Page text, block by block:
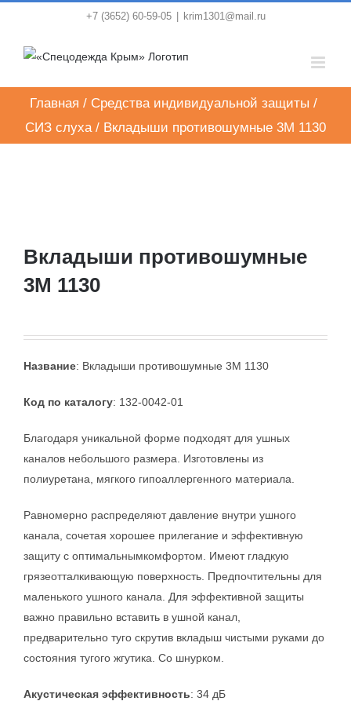
content
+7 (3652) 60-59-05 krim1301@mail.ru
Главная / Средства индивидуальной защиты /
СИЗ слуха / Вкладыши противошумные 3M 1130
Вкладыши противошумные
3M 1130
Название: Вкладыши противошумные 3M 1130
Код по каталогу: 132-0042-01
Благодаря уникальной форме подходят для ушных
каналов небольшого размера. Изготовлены из
полиуретана, мягкого гипоаллергенного материала.
Равномерно распределяют давление внутри ушного
канала, сочетая хорошее прилегание и эффективную
защиту с оптимальнымкомфортом. Имеют гладкую
грязеотталкивающую поверхность. Предпочтительны для
маленького ушного канала. Для эффективной защиты
важно правильно вставить в ушной канал,
предварительно туго скрутив вкладыш чистыми руками до
состояния тугого жгутика. Со шнурком.
Акустическая эффективность: 34 дБ